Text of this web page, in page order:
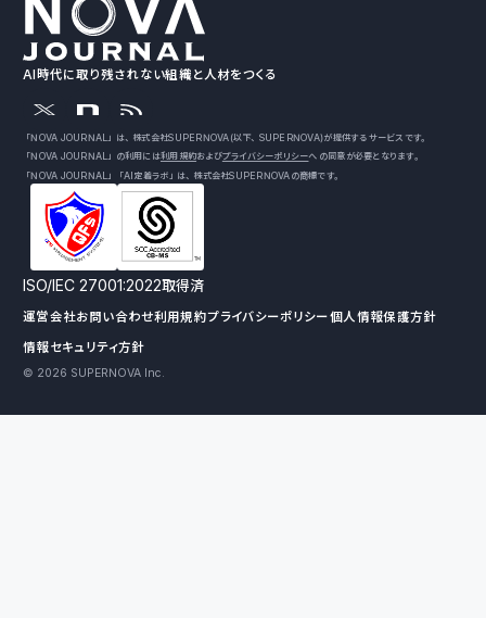
AI時代に取り残されない組織と人材をつくる
「NOVA JOURNAL」は、株式会社SUPERNOVA（以下、SUPERNOVA）が提供するサービスです。
「NOVA JOURNAL」の利用には利用規約およびプライバシーポリシーへの同意が必要となります。
「NOVA JOURNAL」「AI定着ラボ」は、株式会社SUPERNOVAの商標です。
ISO/IEC 27001:2022取得済
運営会社お問い合わせ利用規約プライバシーポリシー個人情報保護方針
情報セキュリティ方針
© 2026 SUPERNOVA Inc.